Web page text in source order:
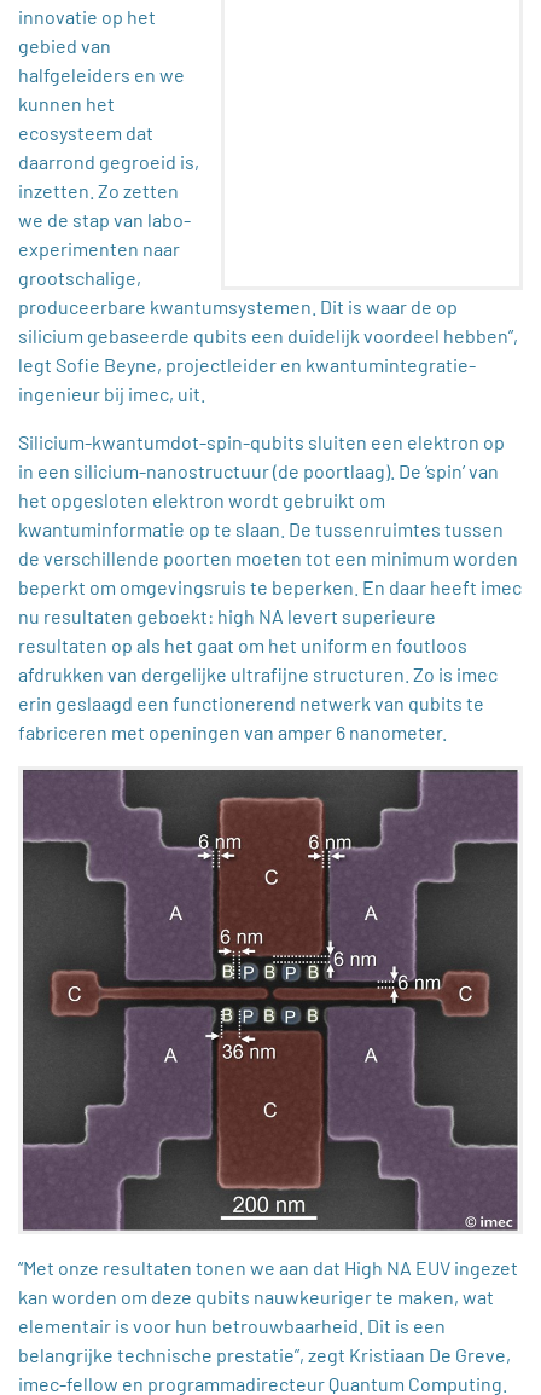
innovatie op het
gebied van
halfgeleiders en we
kunnen het
ecosysteem dat
daarrond gegroeid is,
inzetten. Zo zetten
we de stap van labo-
experimenten naar
grootschalige,
produceerbare kwantumsystemen. Dit is waar de op
silicium gebaseerde qubits een duidelijk voordeel hebben”,
legt Sofie Beyne, projectleider en kwantumintegratie-
ingenieur bij imec, uit.
Silicium-kwantumdot-spin-qubits sluiten een elektron op
in een silicium-nanostructuur (de poortlaag). De ‘spin’ van
het opgesloten elektron wordt gebruikt om
kwantuminformatie op te slaan. De tussenruimtes tussen
de verschillende poorten moeten tot een minimum worden
beperkt om omgevingsruis te beperken. En daar heeft imec
nu resultaten geboekt: high NA levert superieure
resultaten op als het gaat om het uniform en foutloos
afdrukken van dergelijke ultrafijne structuren. Zo is imec
erin geslaagd een functionerend netwerk van qubits te
fabriceren met openingen van amper 6 nanometer.
“Met onze resultaten tonen we aan dat High NA EUV ingezet
kan worden om deze qubits nauwkeuriger te maken, wat
elementair is voor hun betrouwbaarheid. Dit is een
belangrijke technische prestatie”, zegt Kristiaan De Greve,
imec-fellow en programmadirecteur Quantum Computing.